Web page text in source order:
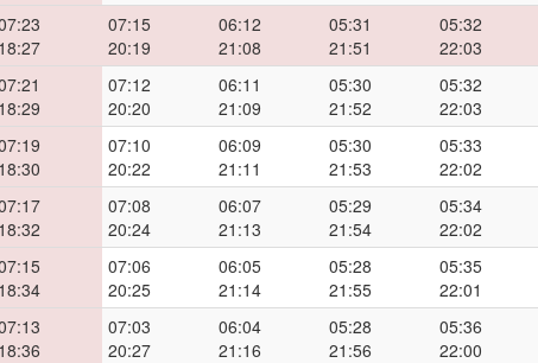
18:27
07:15
20:19
06:12
21:08
05:31
21:51
05:32
22:03
18:29
07:12
20:20
06:11
21:09
05:30
21:52
05:32
22:03
18:30
07:10
20:22
06:09
21:11
05:30
21:53
05:33
22:02
18:32
07:08
20:24
06:07
21:13
05:29
21:54
05:34
22:02
18:34
07:06
20:25
06:05
21:14
05:28
21:55
05:35
22:01
18:36
07:03
20:27
06:04
21:16
05:28
21:56
05:36
22:00